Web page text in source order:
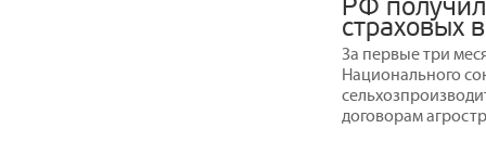
РФ
страховых
За первые три
Национального
договорам